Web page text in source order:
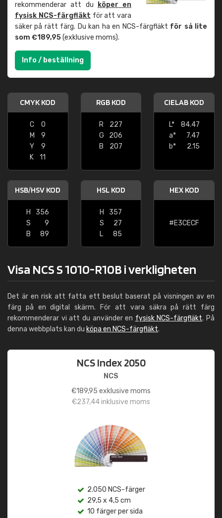
rekommenderar att du
köper en
fysisk NCS-färgfläkt för att vara
säker på rätt färg. Du kan ha en NCS-färgfläkt för så lite
som €189,95(exklusive moms).
Info / beställning
CMYK KOD
C
0
M
9
Y
9
K
11
RGB KOD
R
227
G
206
B
207
CIELAB KOD
L*
84.47
a*
7.47
b*
2.15
HSB/HSV KOD
H
356
S
9
B
89
HSL KOD
H
357
S
27
L
85
HEX KOD
#E3CECF
Visa NCS S 1010-R10B i verkligheten
Det är en risk att fatta ett beslut baserat på visningen av en
färg på en digital skärm. För att vara säkra på rätt färg
rekommenderar vi att du använder en fysisk NCS-färgfläkt. På
denna webbplats kan du köpa en NCS-färgfläkt.
NCS Index 2050
NCS
€189,95 exklusive moms
€237,44inklusive moms
2.050 NCS-färger
29,5 x 4,5 cm
10 färger per sida